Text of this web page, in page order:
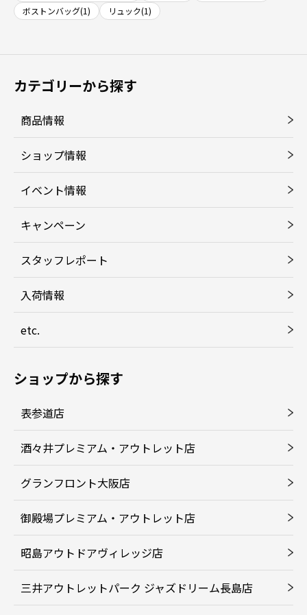
ボストンバッグ(1)
リュック(1)
カテゴリーから探す
商品情報
ショップ情報
イベント情報
キャンペーン
スタッフレポート
入荷情報
etc.
ショップから探す
表参道店
酒々井プレミアム・アウトレット店
グランフロント大阪店
御殿場プレミアム・アウトレット店
昭島アウトドアヴィレッジ店
三井アウトレットパーク ジャズドリーム長島店